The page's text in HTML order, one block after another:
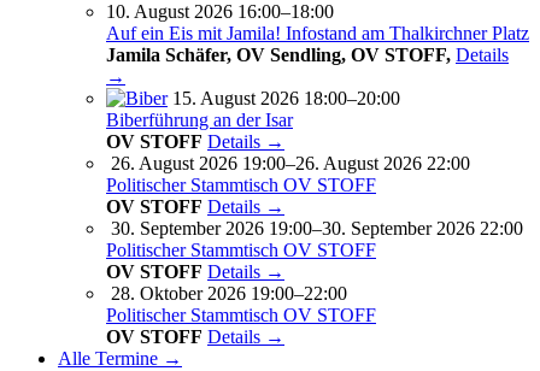
10. August 2026 16:00–18:00
Auf ein Eis mit Jamila! Infostand am Thalkirchner Platz
Jamila Schäfer, OV Sendling, OV STOFF, Details
→
15. August 2026 18:00–20:00
Biberführung an der Isar
OV STOFF Details →
26. August 2026 19:00–26. August 2026 22:00
Politischer Stammtisch OV STOFF
OV STOFF Details →
30. September 2026 19:00–30. September 2026 22:00
Politischer Stammtisch OV STOFF
OV STOFF Details →
28. Oktober 2026 19:00–22:00
Politischer Stammtisch OV STOFF
OV STOFF Details →
Alle Termine →